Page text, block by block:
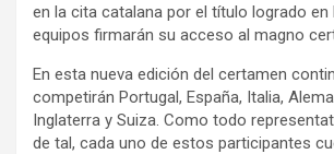
en la cita catalana por el título logrado en
equipos firmarán su acceso al magno
En esta nueva edición del certamen
competirán Portugal, España, Italia,
Inglaterra y Suiza. Como todo
de tal, cada uno de estos participantes